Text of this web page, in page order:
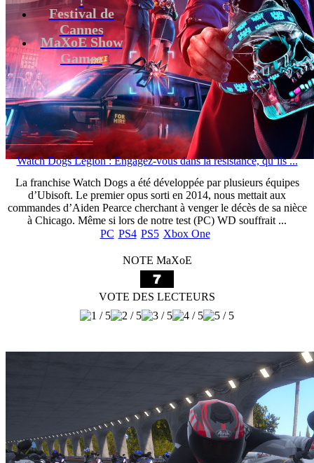
Festival de
Cannes
MaXoE Show
Games
Watch Dogs Legion : Engagez-vous dans la résistance, qu’ils ...
La franchise Watch Dogs a été développée par plusieurs équipes
d’Ubisoft. Le premier opus sorti en 2014, nous mettait aux
commandes d’Aiden Pearce cherchant à venger le décès de sa nièce
à Chicago. Même si lors de notre test (PC) WD souffrait ...
PC PS4 PS5 Xbox One
NOTE MaXoE
VOTE DES LECTEURS